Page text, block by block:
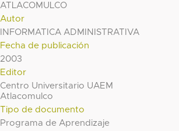
ATLACOMULCO
Autor
INFORMATICA ADMINISTRATIVA
Fecha de publicación
2003
Editor
Centro Universitario UAEM
Atlacomulco
Tipo de documento
Programa de Aprendizaje